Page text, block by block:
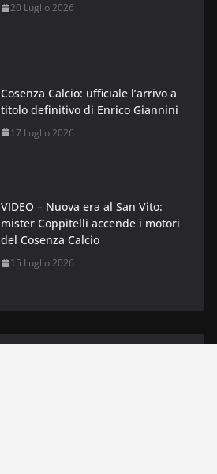
20 Luglio 2026
Cosenza Calcio: ufficiale l’arrivo a
titolo definitivo di Enrico Giannini
17 Luglio 2026
VIDEO – Nuova era al San Vito:
mister Coppitelli accende i motori
del Cosenza Calcio
15 Luglio 2026